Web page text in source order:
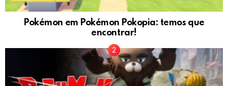
Pokémon em Pokémon Pokopia: temos que
encontrar!